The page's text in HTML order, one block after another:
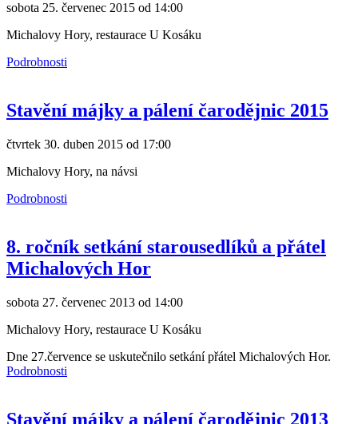
sobota 25. červenec 2015 od 14:00
Michalovy Hory, restaurace U Kosáku
Podrobnosti
Stavění májky a pálení čarodějnic 2015
čtvrtek 30. duben 2015 od 17:00
Michalovy Hory, na návsi
Podrobnosti
8. ročník setkání starousedlíků a přátel
Michalových Hor
sobota 27. červenec 2013 od 14:00
Michalovy Hory, restaurace U Kosáku
Dne 27.července se uskutečnilo setkání přátel Michalových Hor.
Podrobnosti
Stavění májky a pálení čarodějnic 2013